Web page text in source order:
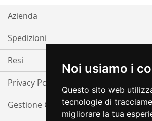
Noi usiamo i
Questo sito web
tecnologie di
migliorare la tua
Azienda
Spedizioni
Resi
Privacy Policy
Gestione Cookie